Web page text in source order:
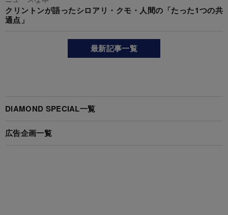
クリントンが語ったシロアリ・クモ・人間の「たった1つの共
通点」
最新記事一覧
DIAMOND SPECIAL一覧
広告企画一覧